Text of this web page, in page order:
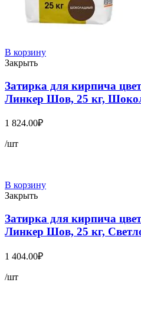
В корзину
Закрыть
Затирка для кирпича
Линкер Шов, 25 кг,
1 824.00₽
/шт
В корзину
Закрыть
Затирка для кирпича
Линкер Шов, 25 кг,
1 404.00₽
/шт